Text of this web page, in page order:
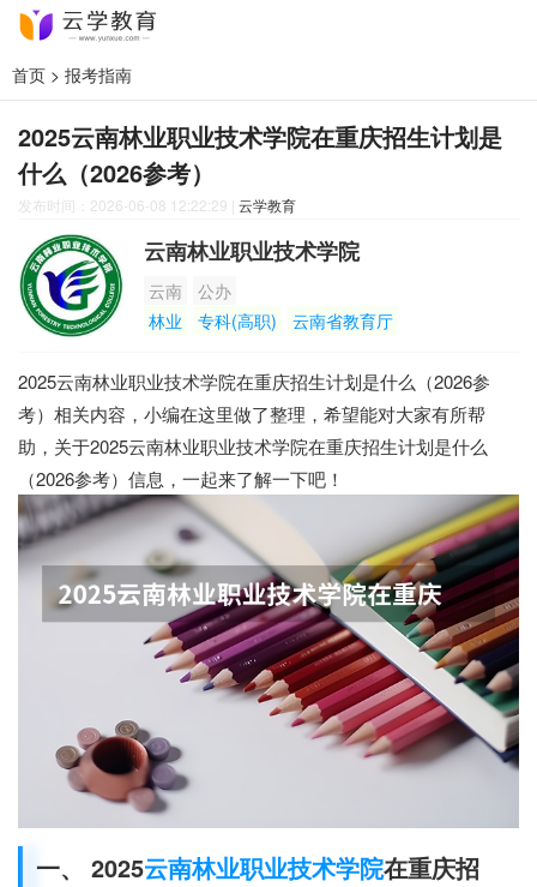
首页 > 报考指南
2025云南林业职业技术学院在重庆招生计划是
什么（2026参考）
发布时间：2026-06-08 12:22:29 | 云学教育
云南林业职业技术学院
云南
公办
林业
专科(高职) 云南省教育厅
2025云南林业职业技术学院在重庆招生计划是什么（2026参
考）相关内容，小编在这里做了整理，希望能对大家有所帮
助，关于2025云南林业职业技术学院在重庆招生计划是什么
（2026参考）信息，一起来了解一下吧！
一、 2025云南林业职业技术学院在重庆招